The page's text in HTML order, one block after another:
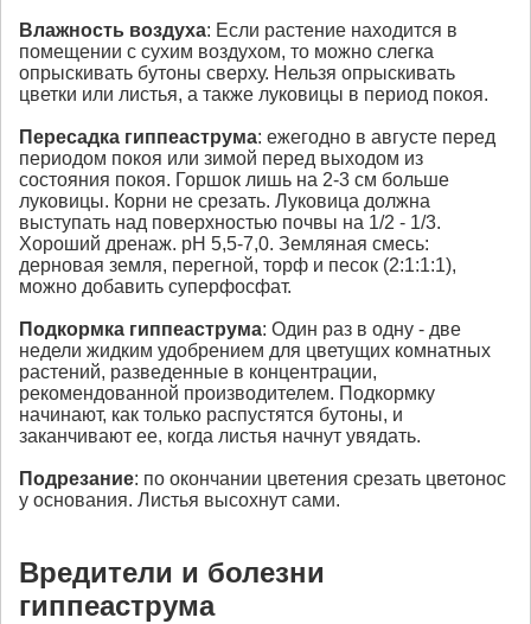
Влажность воздуха: Если растение находится в
помещении с сухим воздухом, то можно слегка
опрыскивать бутоны сверху. Нельзя опрыскивать
цветки или листья, а также луковицы в период покоя.
Пересадка гиппеаструма: ежегодно в августе перед
периодом покоя или зимой перед выходом из
состояния покоя. Горшок лишь на 2-3 см больше
луковицы. Корни не срезать. Луковица должна
выступать над поверхностью почвы на 1/2 - 1/3.
Хороший дренаж. рН 5,5-7,0. Земляная смесь:
дерновая земля, перегной, торф и песок (2:1:1:1),
можно добавить суперфосфат.
Подкормка гиппеаструма: Один раз в одну - две
недели жидким удобрением для цветущих комнатных
растений, разведенные в концентрации,
рекомендованной производителем. Подкормку
начинают, как только распустятся бутоны, и
заканчивают ее, когда листья начнут увядать.
Подрезание: по окончании цветения срезать цветонос
у основания. Листья высохнут сами.
Вредители и болезни
гиппеаструма